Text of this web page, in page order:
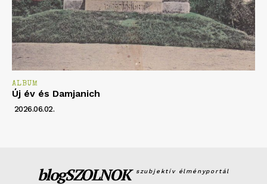
ALBUM
Új év és Damjanich
2026.06.02.
blogSZOLNOK szubjektív élményportál